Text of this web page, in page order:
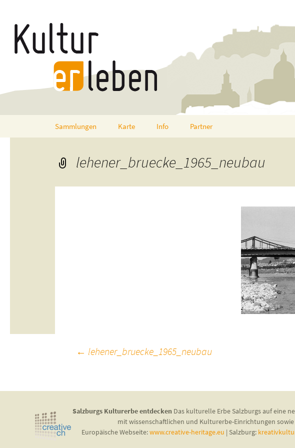
Sammlungen Karte Info Partner
lehener_bruecke_1965_neubau
Beitragsnavigation
← lehener_bruecke_1965_neubau
Salzburgs Kulturerbe entdecken Das kulturelle Erbe Salzburgs auf eine
mit wissenschaftlichen und Kulturerbe-Einrichtungen
Europäische Webseite:www.creative-heritage.eu | Salzburg: